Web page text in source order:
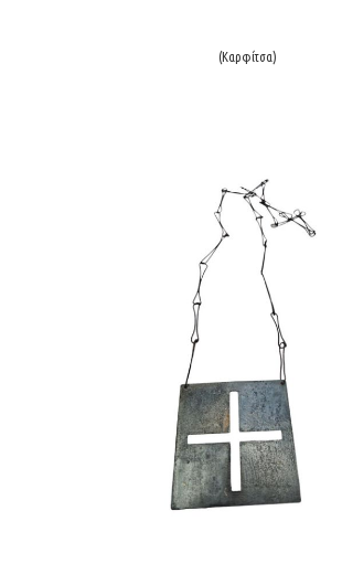
(Καρφίτσα)